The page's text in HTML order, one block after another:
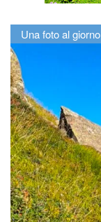
Una foto al giorno